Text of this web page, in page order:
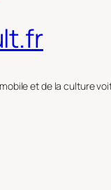
et de la culture